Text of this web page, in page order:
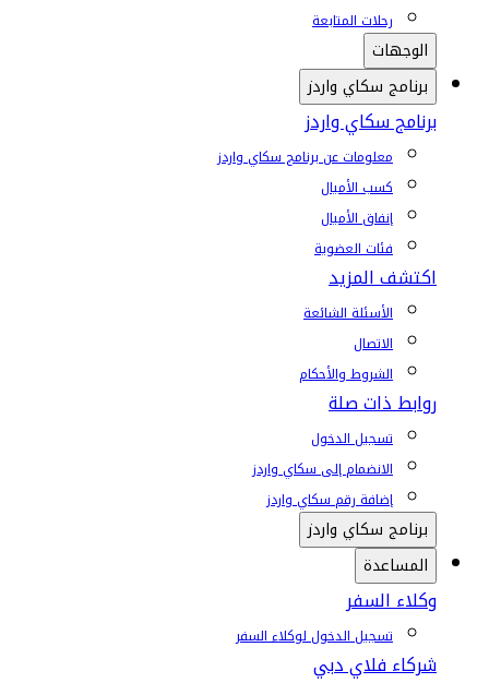
رحلات المتابعة
الوجهات
برنامج سكاي واردز
برنامج سكاي واردز
معلومات عن برنامج سكاي واردز
كسب الأميال
إنفاق الأميال
فئات العضوية
اكتشف المزيد
الأسئلة الشائعة
الاتصال
الشروط والأحكام
روابط ذات صلة
تسجيل الدخول
الانضمام إلى سكاي واردز
إضافة رقم سكاي واردز
برنامج سكاي واردز
المساعدة
وكلاء السفر
تسجيل الدخول لوكلاء السفر
شركاء فلاي دبي